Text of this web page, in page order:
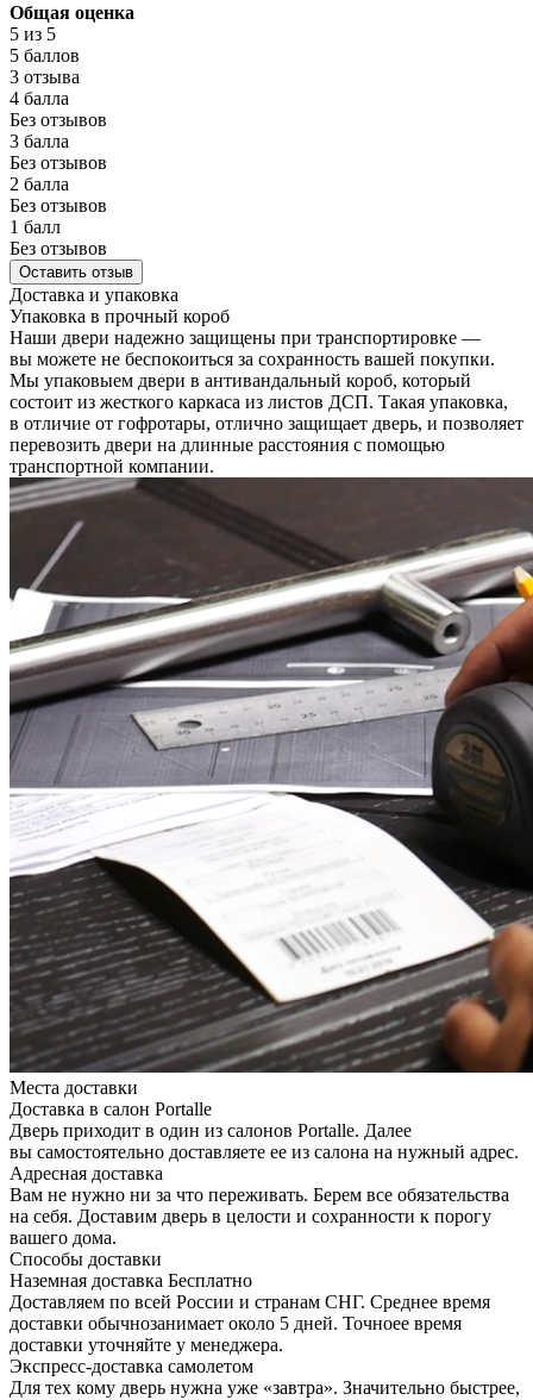
Общая оценка
5 из 5
5 баллов
3 отзыва
4 балла
Без отзывов
3 балла
Без отзывов
2 балла
Без отзывов
1 балл
Без отзывов
Оставить отзыв
Доставка и упаковка
Упаковка в прочный короб
Наши двери надежно защищены при транспортировке —
вы можете не беспокоиться за сохранность вашей покупки.
Мы упаковыем двери в антивандальный короб, который
состоит из жесткого каркаса из листов ДСП. Такая упаковка,
в отличие от гофротары, отлично защищает дверь, и позволяет
перевозить двери на длинные расстояния с помощью
транспортной компании.
Места доставки
Доставка в салон Portalle
Дверь приходит в один из салонов Portalle. Далее
вы самостоятельно доставляете ее из салона на нужный адрес.
Адресная доставка
Вам не нужно ни за что переживать. Берем все обязательства
на себя. Доставим дверь в целости и сохранности к порогу
вашего дома.
Способы доставки
Наземная доставка Бесплатно
Доставляем по всей России и странам СНГ. Среднее время
доставки обычнозанимает около 5 дней. Точноее время
доставки уточняйте у менеджера.
Экспресс-доставка самолетом
Для тех кому дверь нужна уже «завтра». Значительно быстрее,